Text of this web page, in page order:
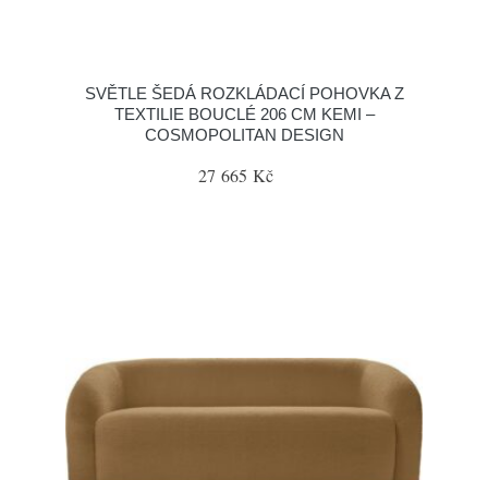
SVĚTLE ŠEDÁ ROZKLÁDACÍ POHOVKA Z
TEXTILIE BOUCLÉ 206 CM KEMI –
COSMOPOLITAN DESIGN
27 665 Kč